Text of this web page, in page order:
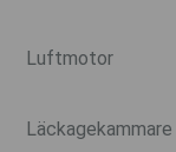
Luftmotor
Läckagekammare